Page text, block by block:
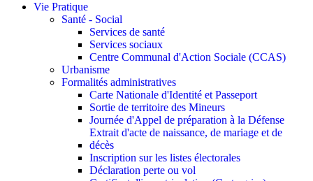
Vie Pratique
Santé - Social
Services de santé
Services sociaux
Centre Communal d'Action Sociale (CCAS)
Urbanisme
Formalités administratives
Carte Nationale d'Identité et Passeport
Sortie de territoire des Mineurs
Journée d'Appel de préparation à la Défense
Extrait d'acte de naissance, de mariage et de
décès
Inscription sur les listes électorales
Déclaration perte ou vol